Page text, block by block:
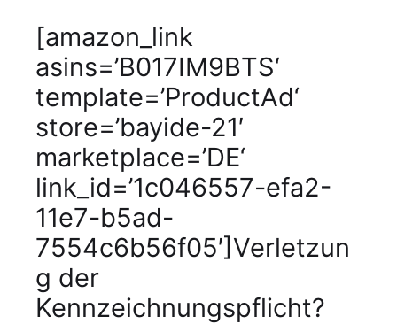
[amazon_link
asins=’B017IM9BTS‘
template=’ProductAd‘
store=’bayide-21′
marketplace=’DE‘
link_id=’1c046557-efa2-
11e7-b5ad-
7554c6b56f05′]Verletzun
g der
Kennzeichnungspflicht?